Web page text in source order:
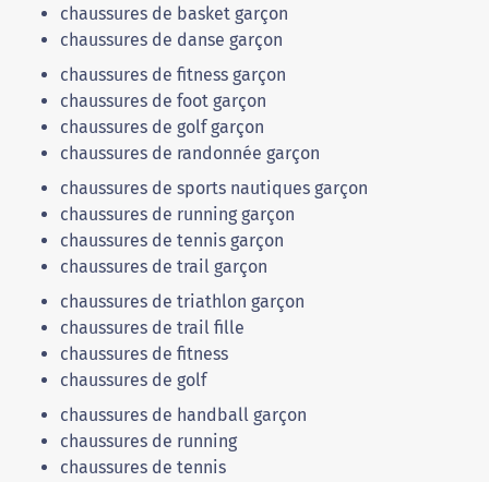
chaussures de basket garçon
chaussures de danse garçon
chaussures de fitness garçon
chaussures de foot garçon
chaussures de golf garçon
chaussures de randonnée garçon
chaussures de sports nautiques garçon
chaussures de running garçon
chaussures de tennis garçon
chaussures de trail garçon
chaussures de triathlon garçon
chaussures de trail fille
chaussures de fitness
chaussures de golf
chaussures de handball garçon
chaussures de running
chaussures de tennis